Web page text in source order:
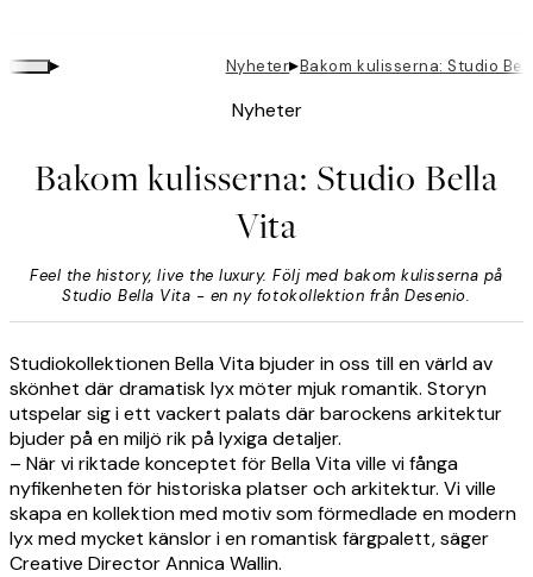
▸ Nyheter▸Bakom kulisserna: Studio
Nyheter
Bakom kulisserna: Studio Bella
Vita
Feel the history, live the luxury. Följ med bakom kulisserna på
Studio Bella Vita - en ny fotokollektion från Desenio.
Studiokollektionen Bella Vita bjuder in oss till en värld av
skönhet där dramatisk lyx möter mjuk romantik. Storyn
utspelar sig i ett vackert palats där barockens arkitektur
bjuder på en miljö rik på lyxiga detaljer.
– När vi riktade konceptet för Bella Vita ville vi fånga
nyfikenheten för historiska platser och arkitektur. Vi ville
skapa en kollektion med motiv som förmedlade en modern
lyx med mycket känslor i en romantisk färgpalett, säger
Creative Director Annica Wallin.